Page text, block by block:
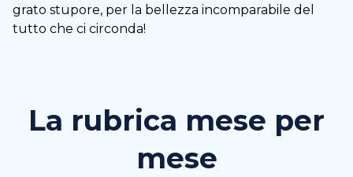
grato stupore, per la bellezza incomparabile del
tutto che ci circonda!
La rubrica mese per
mese